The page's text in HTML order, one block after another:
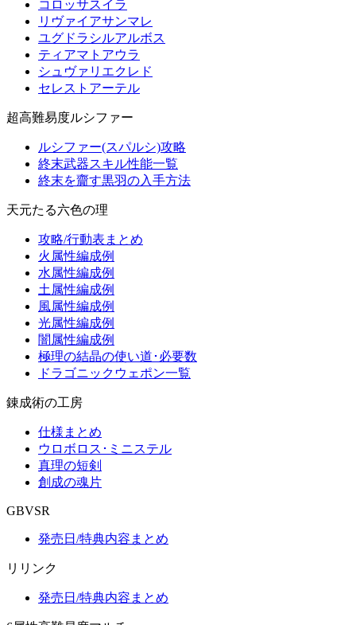
コロッサスイラ
リヴァイアサンマレ
ユグドラシルアルボス
ティアマトアウラ
シュヴァリエクレド
セレストアーテル
超高難易度ルシファー
ルシファー(スパルシ)攻略
終末武器スキル性能一覧
終末を齎す黒羽の入手方法
天元たる六色の理
攻略/行動表まとめ
火属性編成例
水属性編成例
土属性編成例
風属性編成例
光属性編成例
闇属性編成例
極理の結晶の使い道･必要数
ドラゴニックウェポン一覧
錬成術の工房
仕様まとめ
ウロボロス･ミニステル
真理の短剣
創成の魂片
GBVSR
発売日/特典内容まとめ
リリンク
発売日/特典内容まとめ